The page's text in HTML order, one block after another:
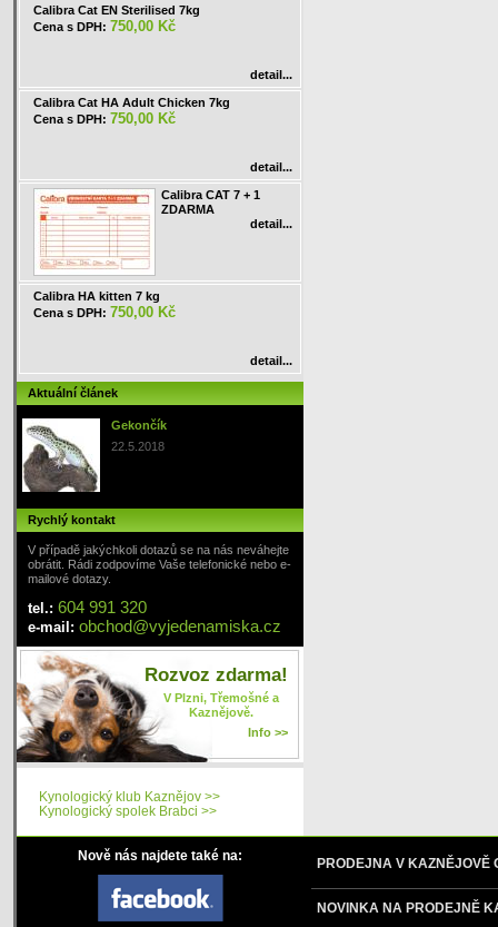
Calibra Cat EN Sterilised 7kg
Cena s DPH: 750,00 Kč
detail...
Calibra Cat HA Adult Chicken 7kg
Cena s DPH: 750,00 Kč
detail...
Calibra CAT 7 + 1
ZDARMA
detail...
Calibra HA kitten 7 kg
Cena s DPH: 750,00 Kč
detail...
Aktuální článek
Gekončík
22.5.2018
Rychlý kontakt
V případě jakýchkoli dotazů se na nás neváhejte
obrátit. Rádi zodpovíme Vaše telefonické nebo e-
mailové dotazy.
tel.: 604 991 320
e-mail: obchod@vyjedenamiska.cz
Rozvoz zdarma!
V Plzni, Třemošné a
Kaznějově.
Info >>
Kynologický klub Kaznějov >>
Kynologický spolek Brabci >>
Nově nás najdete také na: PRODEJNA V KAZNĚJOVĚ
NOVINKA NA PRODEJNĚ